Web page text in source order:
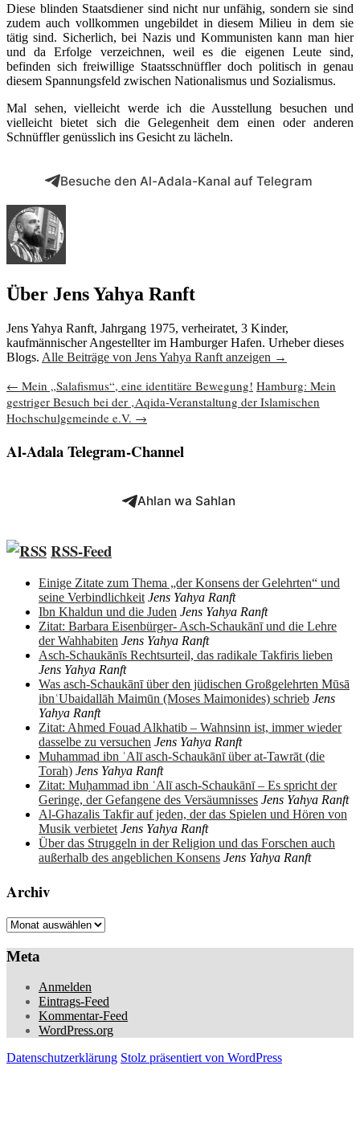
Diese blinden Staatsdiener sind nicht nur unfähig, sondern sie sind
zudem auch vollkommen ungebildet in diesem Milieu in dem sie
tätig sind. Sicherlich, bei Nazis und Kommunisten kann man hier
und da Erfolge verzeichnen, weil es die eigenen Leute sind,
befinden sich freiwillige Staatsschnüffler doch politisch in genau
diesem Spannungsfeld zwischen Nationalismus und Sozialismus.
Mal sehen, vielleicht werde ich die Ausstellung besuchen und
vielleicht bietet sich die Gelegenheit dem einen oder anderen
Schnüffler genüsslich ins Gesicht zu lächeln.
Besuche den Al-Adala-Kanal auf Telegram
Über Jens Yahya Ranft
Jens Yahya Ranft, Jahrgang 1975, verheiratet, 3 Kinder,
kaufmännischer Angestellter im Hamburger Hafen. Urheber dieses
Blogs. Alle Beiträge von Jens Yahya Ranft anzeigen →
Beitragsnavigation
← Mein „Salafismus“, eine identitäre Bewegung! Hamburg: Mein
gestriger Besuch bei der ‚Aqida-Veranstaltung der Islamischen
Hochschulgemeinde e.V. →
Al-Adala Telegram-Channel
Ahlan wa Sahlan
RSS-Feed
Einige Zitate zum Thema „der Konsens der Gelehrten“ und
seine Verbindlichkeit Jens Yahya Ranft
Ibn Khaldun und die Juden Jens Yahya Ranft
Zitat: Barbara Eisenbürger- Asch-Schaukānī und die Lehre
der Wahhabiten Jens Yahya Ranft
Asch-Schaukānīs Rechtsurteil, das radikale Takfiris lieben
Jens Yahya Ranft
Was asch-Schaukānī über den jüdischen Großgelehrten Mūsā
ibnʿUbaidallāh Maimūn (Moses Maimonides) schrieb Jens
Yahya Ranft
Zitat: Ahmed Fouad Alkhatib – Wahnsinn ist, immer wieder
dasselbe zu versuchen Jens Yahya Ranft
Muhammad ibn ʿAlī asch-Schaukānī über at-Tawrāt (die
Torah) Jens Yahya Ranft
Zitat: Muḥammad ibn ʿAlī asch-Schaukānī – Es spricht der
Geringe, der Gefangene des Versäumnisses Jens Yahya Ranft
Al-Ghazalis Takfir auf jeden, der das Spielen und Hören von
Musik verbietet Jens Yahya Ranft
Über das Struggeln in der Religion und das Forschen auch
außerhalb des angeblichen Konsens Jens Yahya Ranft
Archiv
Archiv
Meta
Anmelden
Eintrags-Feed
Kommentar-Feed
WordPress.org
Datenschutzerklärung Stolz präsentiert von WordPress